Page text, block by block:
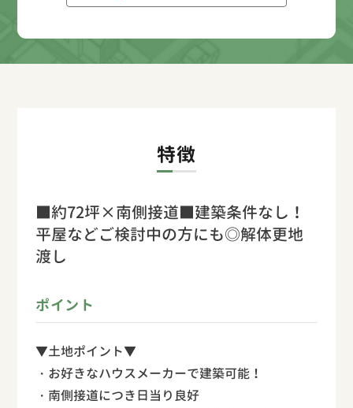
特徴
■約72坪×南側接道■建築条件なし！
平屋などご検討中の方にも◎解体更地
渡し
ポイント
▼土地ポイント▼
・お好きなハウスメーカーで建築可能！
・南側接道につき日当り良好